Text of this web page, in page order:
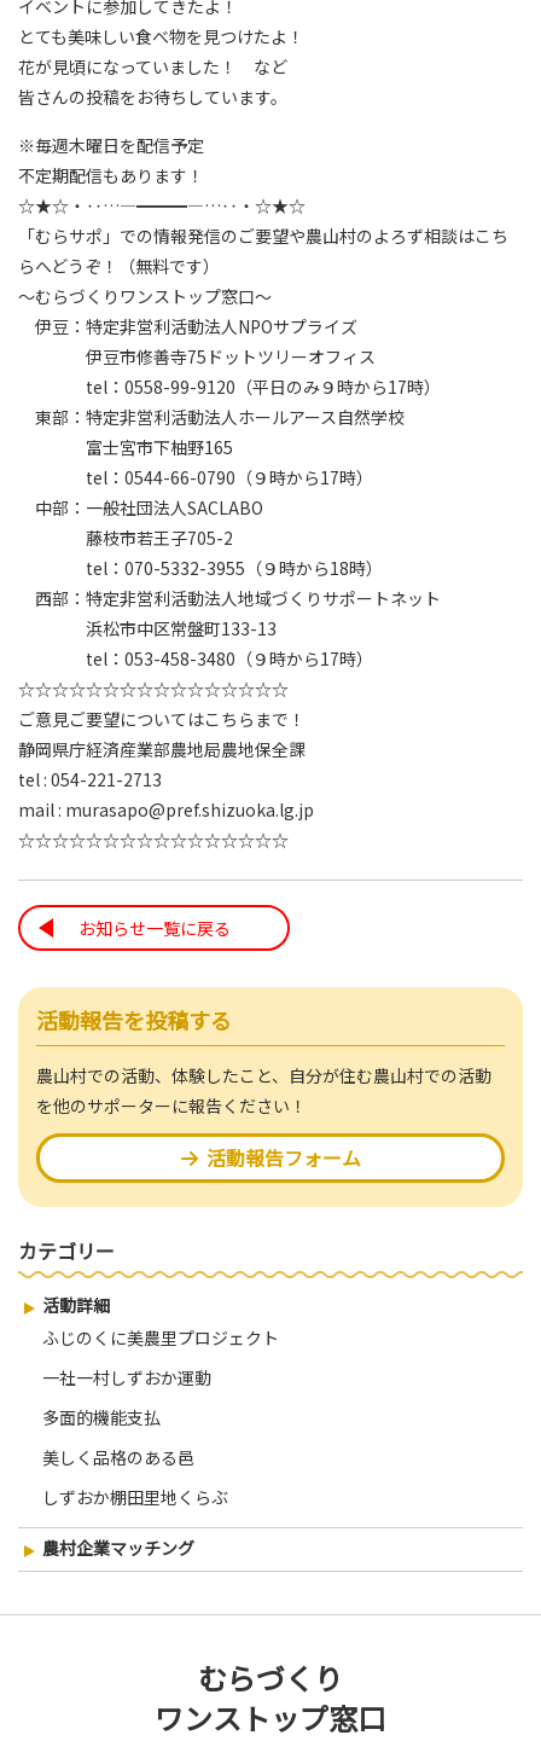
イベントに参加してきたよ！
とても美味しい食べ物を見つけたよ！
花が見頃になっていました！ など
皆さんの投稿をお待ちしています。
※毎週木曜日を配信予定
不定期配信もあります！
☆★☆・‥…―━━━―…‥・☆★☆
「むらサポ」での情報発信のご要望や農山村のよろず相談はこち
らへどうぞ！（無料です）
～むらづくりワンストップ窓口～
伊豆：特定非営利活動法人NPOサプライズ
伊豆市修善寺75ドットツリーオフィス
tel：0558-99-9120（平日のみ９時から17時）
東部：特定非営利活動法人ホールアース自然学校
富士宮市下柚野165
tel：0544-66-0790（９時から17時）
中部：一般社団法人SACLABO
藤枝市若王子705-2
tel：070-5332-3955（９時から18時）
西部：特定非営利活動法人地域づくりサポートネット
浜松市中区常盤町133-13
tel：053-458-3480（９時から17時）
☆☆☆☆☆☆☆☆☆☆☆☆☆☆☆☆
ご意見ご要望についてはこちらまで！
静岡県庁経済産業部農地局農地保全課
tel : 054-221-2713
mail : murasapo@pref.shizuoka.lg.jp
☆☆☆☆☆☆☆☆☆☆☆☆☆☆☆☆
お知らせ一覧に戻る
活動報告を投稿する
農山村での活動、体験したこと、自分が住む農山村での活動
を他のサポーターに報告ください！
活動報告フォーム
カテゴリー
活動詳細
ふじのくに美農里プロジェクト
一社一村しずおか運動
多面的機能支払
美しく品格のある邑
しずおか棚田里地くらぶ
農村企業マッチング
むらづくり
ワンストップ窓口